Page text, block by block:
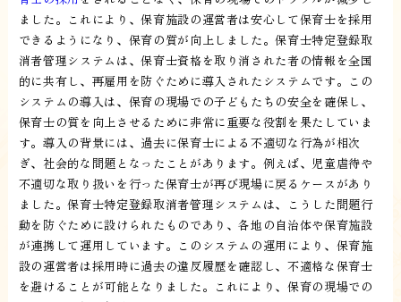
ました。これにより、保育施設の運営者は安心して保育士を採用
できるようになり、保育の質が向上しました。保育士特定登録取
消者管理システムは、保育士資格を取り消された者の情報を全国
的に共有し、再雇用を防ぐために導入されたシステムです。この
システムの導入は、保育の現場での子どもたちの安全を確保し、
保育士の質を向上させるために非常に重要な役割を果たしていま
す。導入の背景には、過去に保育士による不適切な行為が相次
ぎ、社会的な問題となったことがあります。例えば、児童虐待や
不適切な取り扱いを行った保育士が再び現場に戻るケースがあり
ました。保育士特定登録取消者管理システムは、こうした問題行
動を防ぐために設けられたものであり、各地の自治体や保育施設
が連携して運用しています。このシステムの運用により、保育施
設の運営者は採用時に過去の違反履歴を確認し、不適格な保育士
を避けることが可能となりました。これにより、保育の現場での